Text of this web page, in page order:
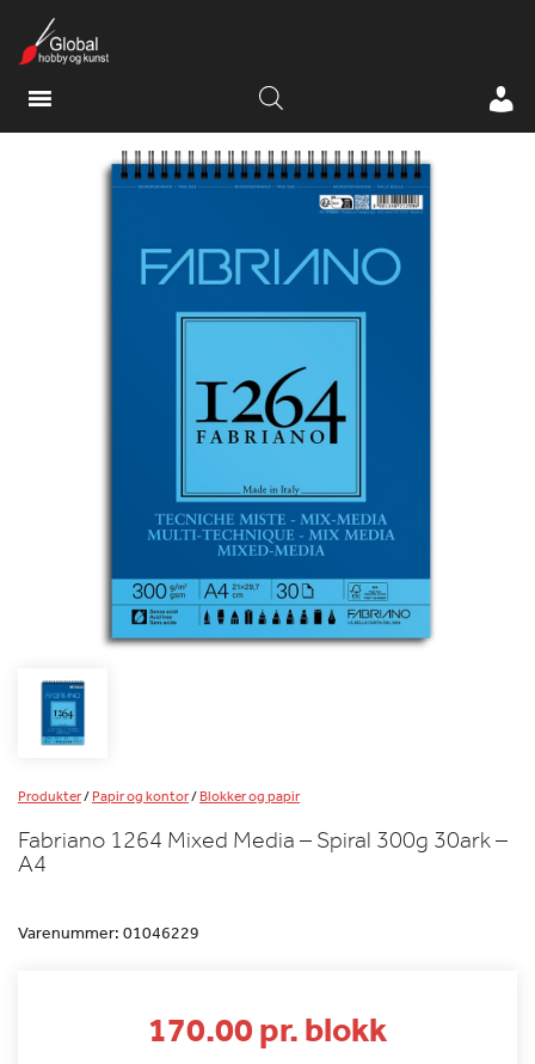
Produkter/Papir og kontor/Blokker og papir
Fabriano 1264 Mixed Media – Spiral 300g 30ark –
A4
Varenummer: 01046229
170.00 pr. blokk